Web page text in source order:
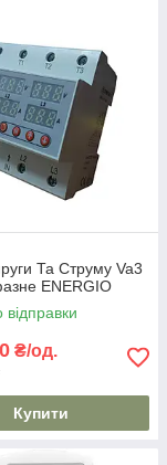
Та Струму Va3
ENERGIO
відправки
₴/од.
Купити